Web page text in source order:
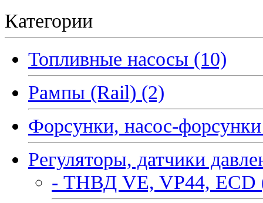
Категории
Топливные насосы (10)
Рампы (Rail) (2)
Форсунки, насос-
Регуляторы, датчики
- ТНВД VE, VP44, ECD